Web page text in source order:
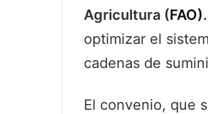
Agricultura (FAO).
optimizar el
cadenas de
El convenio, que